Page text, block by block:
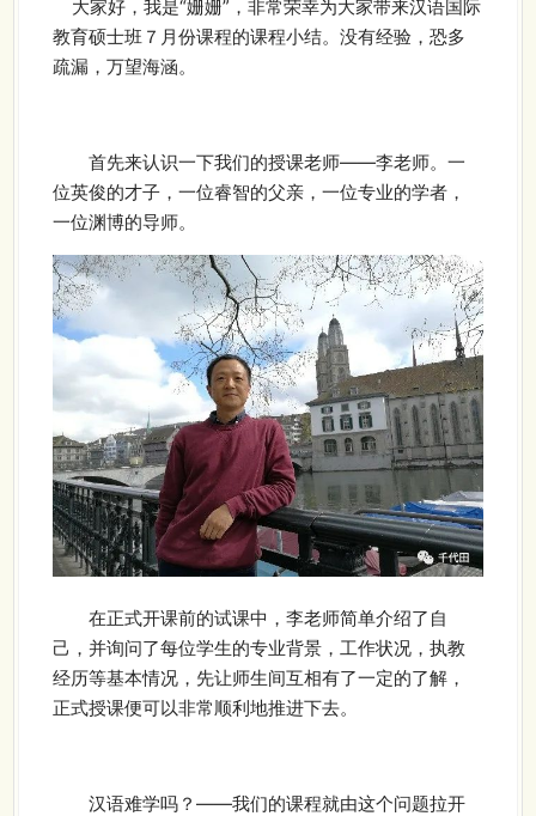
大家好，我是“姗姗”，非常荣幸为大家带来汉语国际
教育硕士班７月份课程的课程小结。没有经验，恐多
疏漏，万望海涵。
首先来认识一下我们的授课老师——李老师。一
位英俊的才子，一位睿智的父亲，一位专业的学者，
一位渊博的导师。
在正式开课前的试课中，李老师简单介绍了自
己，并询问了每位学生的专业背景，工作状况，执教
经历等基本情况，先让师生间互相有了一定的了解，
正式授课便可以非常顺利地推进下去。
汉语难学吗？——我们的课程就由这个问题拉开